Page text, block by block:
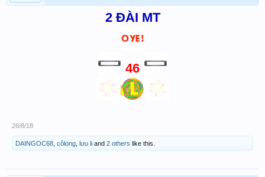
2 ĐÀI MT
46
26/8/18
DAINGOC68 côlong lưu li and 2 others like this.